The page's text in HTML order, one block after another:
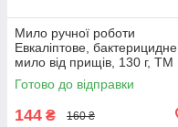
Мило ручної роботи
Евкаліптове, бактерицидне
мило від прищів, 130 г, ТМ
Cocos
Готово до відправки
144 ₴ 160 ₴